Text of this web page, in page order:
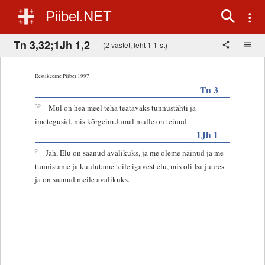
Piibel.NET
Tn 3,32;1Jh 1,2 (2 vastet, leht 1 1-st)
Eestikeelne Piibel 1997
Tn 3
32
Mul on hea meel teha teatavaks tunnustähti ja
imetegusid, mis kõrgeim Jumal mulle on teinud.
1Jh 1
2
Jah, Elu on saanud avalikuks, ja me oleme näinud ja me
tunnistame ja kuulutame teile igavest elu, mis oli Isa juures
ja on saanud meile avalikuks.